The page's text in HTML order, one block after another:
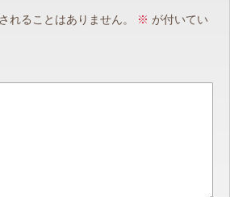
れることはありません。 ※ が付いてい